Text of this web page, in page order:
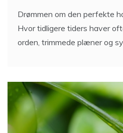
Drømmen om den perfekte
Hvor tidligere tiders haver
orden, trimmede plæner og